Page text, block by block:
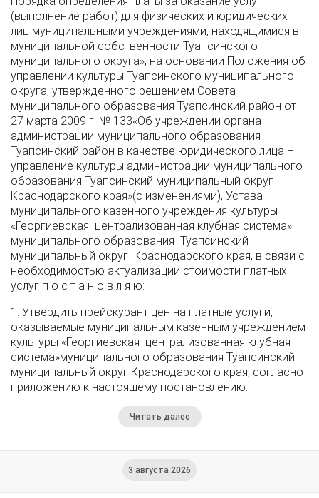
(выполнение работ) для физических и юридических
лиц муниципальными учреждениями, находящимися в
муниципальной собственности Туапсинского
муниципального округа», на основании Положения об
управлении культуры Туапсинского муниципального
округа, утвержденного решением Совета
муниципального образования Туапсинский район от
27 марта 2009 г. № 133«Об учреждении органа
администрации муниципального образования
Туапсинский район в качестве юридического лица –
управление культуры администрации муниципального
образования Туапсинский муниципальный округ
Краснодарского края»(с изменениями), Устава
муниципального казенного учреждения культуры
«Георгиевская централизованная клубная система»
муниципального образования Туапсинский
муниципальный округ Краснодарского края, в связи с
необходимостью актуализации стоимости платных
услуг п о с т а н о в л я ю:
1. Утвердить прейскурант цен на платные услуги,
оказываемые муниципальным казенным учреждением
культуры «Георгиевская централизованная клубная
система»муниципального образования Туапсинский
муниципальный округ Краснодарского края, согласно
приложению к настоящему постановлению.
Читать далее
3 августа 2026